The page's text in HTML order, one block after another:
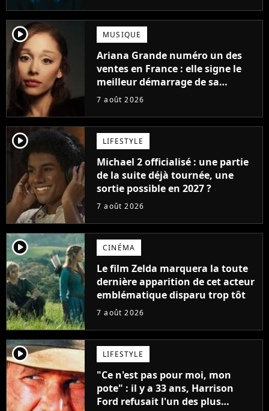
player2 MUSIQUE
Ariana Grande numéro un des
ventes en France : elle signe le
meilleur démarrage de sa
carrière avec son album Petal
7 août 2026
player2 LIFESTYLE
Michael 2 officialisé : une partie
de la suite déjà tournée, une
sortie possible en 2027 ?
7 août 2026
player2 CINÉMA
Le film Zelda marquera la toute
dernière apparition de cet acteur
emblématique disparu trop tôt
7 août 2026
player2 LIFESTYLE
"Ce n'est pas pour moi, mon
pote" : il y a 33 ans, Harrison
Ford refusait l'un des plus